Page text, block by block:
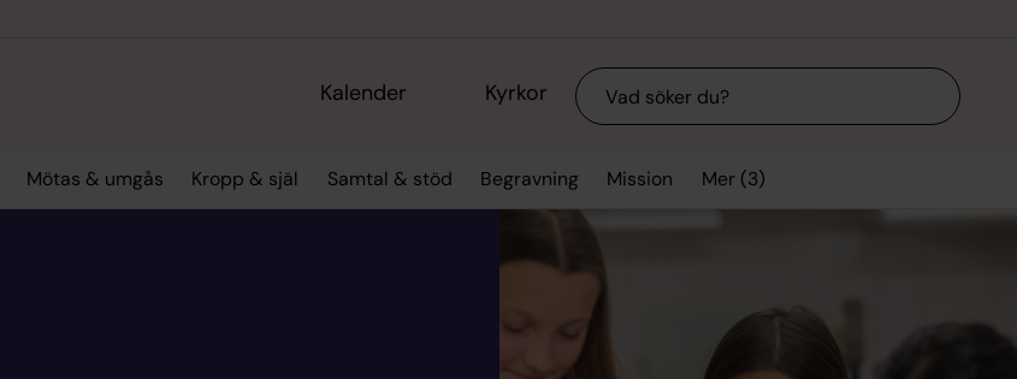
Kalender Kyrkor Sök
Mötas & umgås Kropp & själ Samtal & stöd Begravning Mission Mer (3)